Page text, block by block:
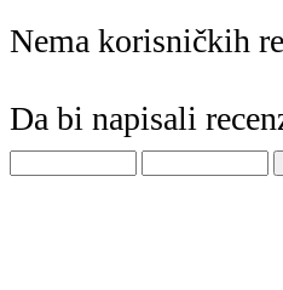
Nema korisničkih
Da bi napisali